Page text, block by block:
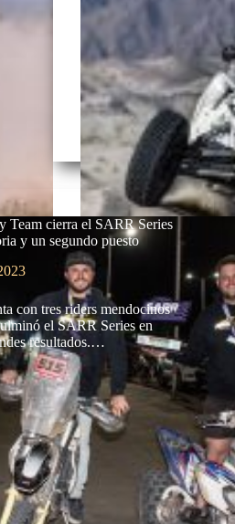
Team cierra el SARR Series
y un segundo puesto
con tres riders mendocinos
el SARR Series en
resultados.…